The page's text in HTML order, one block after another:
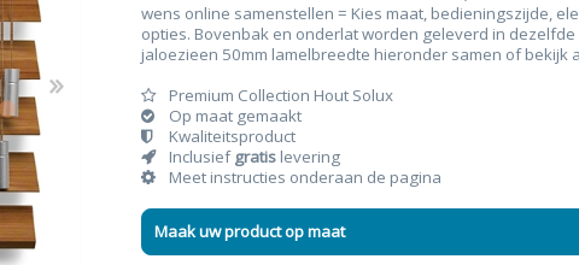
Linnen gordijnen
& plisses Elektrische rolgordijnen
wens online samenstellen = Kies maat, bedieningszijde,
opties. Bovenbak en onderlat worden geleverd in
jaloezieen 50mm lamelbreedte hieronder samen of bekijk
Premium Collection Hout Solux
Op maat gemaakt
Kwaliteitsproduct
Inclusiefgratislevering
Meet instructies onderaan de pagina
Maak uw product op maat